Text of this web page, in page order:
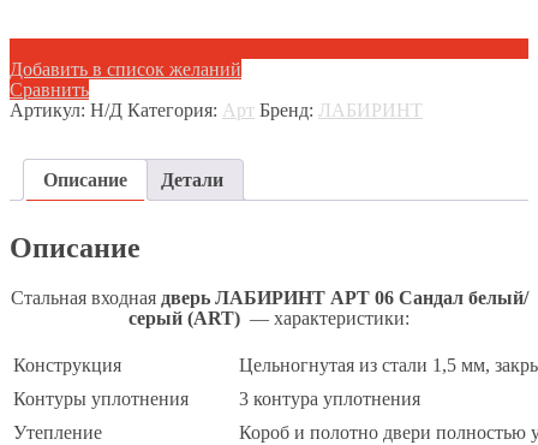
Добавить в список желаний
Сравнить
Артикул: Н/Д Категория: Арт Бренд: ЛАБИРИНТ
Описание Детали
Описание
Стальная входная дверь ЛАБИРИНТ АРТ 06 Сандал белый/
серый (ART) — характеристики:
Конструкция
Цельногнутая из стали 1,5 мм,
Контуры уплотнения
3 контура уплотнения
Утепление
Короб и полотно двери полностью